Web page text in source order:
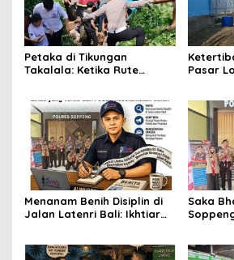
Petaka di Tikungan
Takalala: Ketika Rute
Pasar
Menanam Benih Disiplin di
Jalan Latenri Bali: Ikhtiar
Saka
Jalan